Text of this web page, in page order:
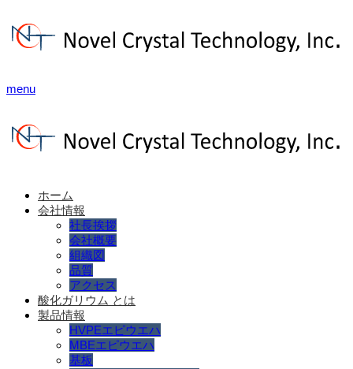
menu
ホーム
会社情報
社長挨拶
会社概要
組織図
品質
アクセス
酸化ガリウム とは
製品情報
HVPEエピウエハ
MBEエピウエハ
基板